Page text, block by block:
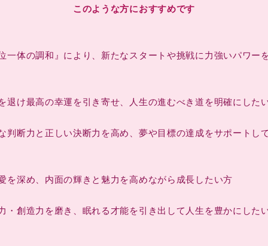
このような方におすすめです
一体の調和』により、新たなスタートや挑戦に力強いパワー
退け最高の幸運を引き寄せ、人生の進むべき道を明確にした
判断力と正しい決断力を高め、夢や目標の達成をサポートし
を深め、内面の輝きと魅力を高めながら成長したい方
・創造力を磨き、眠れる才能を引き出して人生を豊かにした